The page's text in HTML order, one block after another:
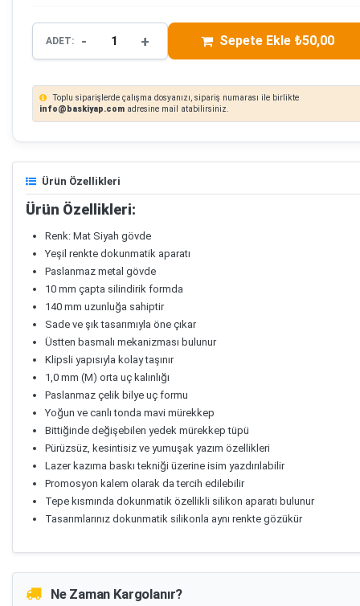
ADET: - + Sepete Ekle ₺50,00
Toplu siparişlerde çalışma dosyanızı, sipariş numarası ile birlikte
info@baskiyap.com adresine mail atabilirsiniz.
Ürün Özellikleri
Ürün Özellikleri:
Renk: Mat Siyah gövde
Yeşil renkte dokunmatik aparatı
Paslanmaz metal gövde
10 mm çapta silindirik formda
140 mm uzunluğa sahiptir
Sade ve şık tasarımıyla öne çıkar
Üstten basmalı mekanizması bulunur
Klipsli yapısıyla kolay taşınır
1,0 mm (M) orta uç kalınlığı
Paslanmaz çelik bilye uç formu
Yoğun ve canlı tonda mavi mürekkep
Bittiğinde değişebilen yedek mürekkep tüpü
Pürüzsüz, kesintisiz ve yumuşak yazım özellikleri
Lazer kazıma baskı tekniği üzerine isim yazdırılabilir
Promosyon kalem olarak da tercih edilebilir
Tepe kısmında dokunmatik özellikli silikon aparatı bulunur
Tasarımlarınız dokunmatik silikonla aynı renkte gözükür
Ne Zaman Kargolanır?